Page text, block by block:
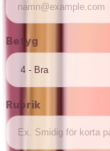
Betyg
Rubrik